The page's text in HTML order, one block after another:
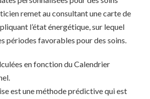
remet au consultant une carte de
l’état énergétique, sur lequel
périodes favorables pour des soins.
en fonction du Calendrier
est une méthode prédictive qui est